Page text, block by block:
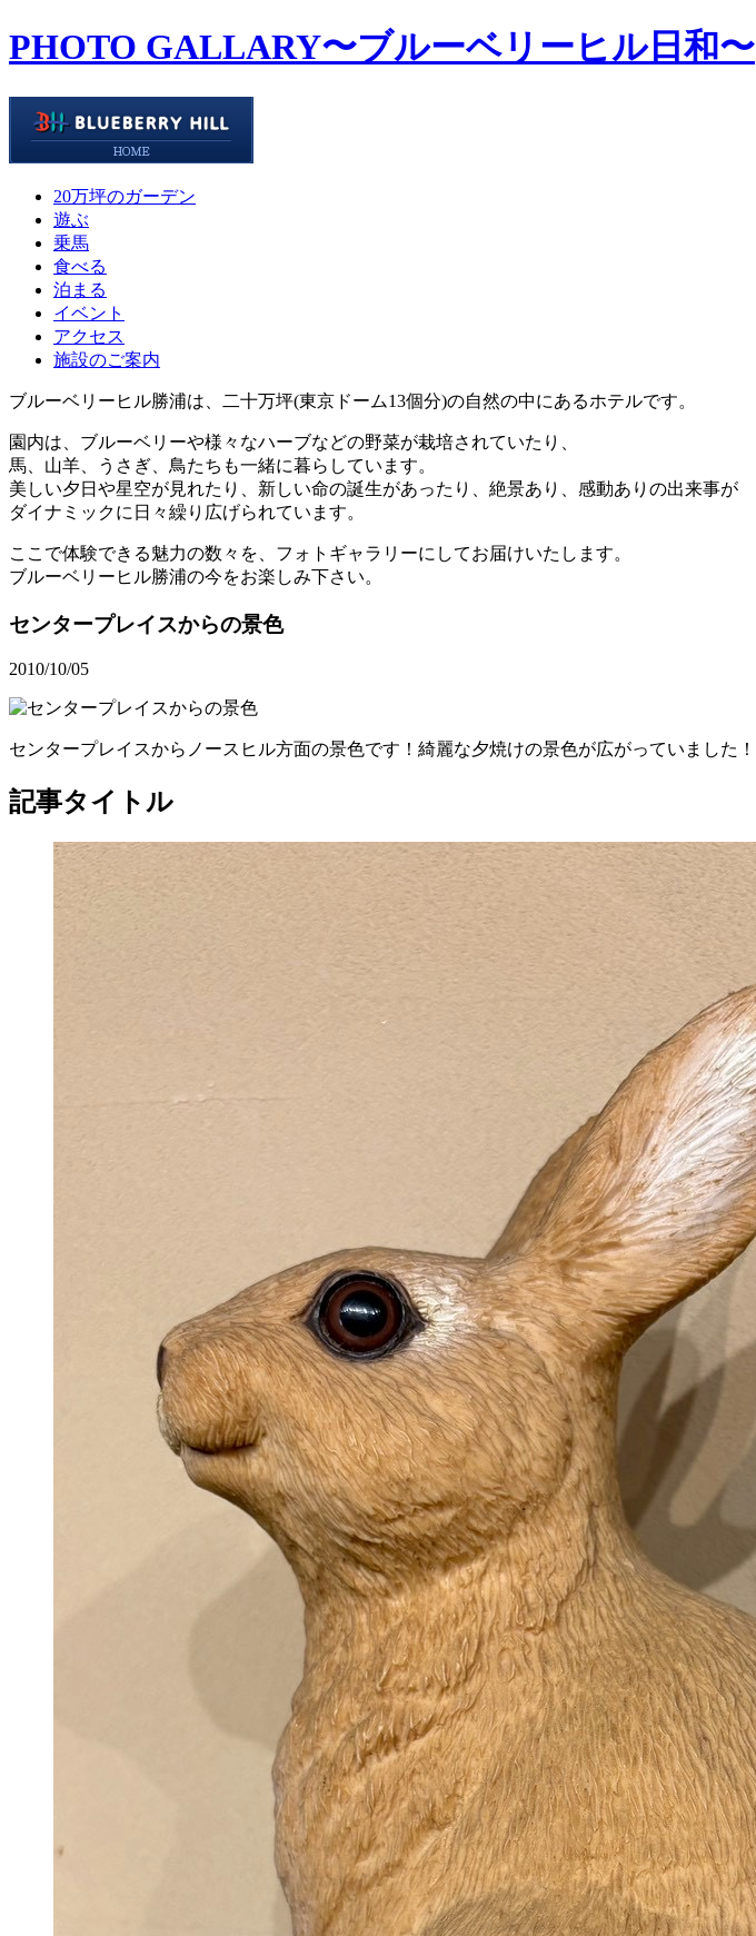
PHOTO GALLARY〜ブルーベリーヒル日和〜
20万坪のガーデン
遊ぶ
乗馬
食べる
泊まる
イベント
アクセス
施設のご案内
ブルーベリーヒル勝浦は、二十万坪(東京ドーム13個分)の自然の中にあるホテルです。
園内は、ブルーベリーや様々なハーブなどの野菜が栽培されていたり、
馬、山羊、うさぎ、鳥たちも一緒に暮らしています。
美しい夕日や星空が見れたり、新しい命の誕生があったり、絶景あり、感動ありの出来事が
ダイナミックに日々繰り広げられています。
ここで体験できる魅力の数々を、フォトギャラリーにしてお届けいたします。
ブルーベリーヒル勝浦の今をお楽しみ下さい。
センタープレイスからの景色
2010/10/05
センタープレイスからノースヒル方面の景色です！綺麗な夕焼けの景色が広がっていました！
記事タイトル